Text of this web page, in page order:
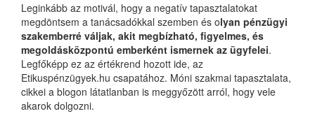
Leginkább az motivál, hogy a negatív tapasztalatokat
megdöntsem a tanácsadókkal szemben és olyan pénzügyi
szakemberré váljak, akit megbízható, figyelmes, és
megoldásközpontú emberként ismernek az ügyfelei.
Legfőképp ez az értékrend hozott ide, az
Etikuspénzügyek.hu csapatához. Móni szakmai tapasztalata,
cikkei a blogon látatlanban is meggyőzött arról, hogy vele
akarok dolgozni.